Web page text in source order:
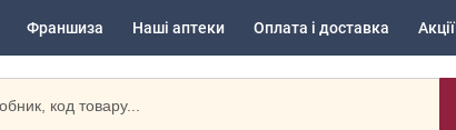
Франшиза Наші аптеки Оплата і доставка Акції